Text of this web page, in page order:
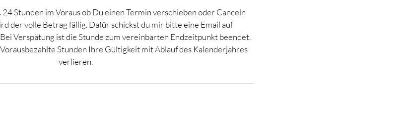
Stunden im Voraus ob Du einen Termin verschieben oder Canceln
der volle Betrag fällig. Dafür schickst du mir bitte eine Email auf
Verspätung ist die Stunde zum vereinbarten Endzeitpunkt beendet.
Stunden Ihre Gültigkeit mit Ablauf des Kalenderjahres
verlieren.